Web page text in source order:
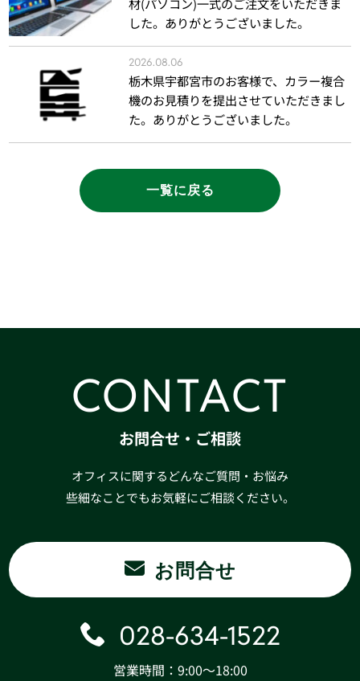
した。ありがとうございました。
2026.08.06
栃木県宇都宮市のお客様で、カラー複合
機のお見積りを提出させていただきまし
た。ありがとうございました。
一覧に戻る
CONTACT
お問合せ・ご相談
オフィスに関するどんなご質問・お悩み
些細なことでもお気軽にご相談ください。
お問合せ
028-634-1522
営業時間：9:00〜18:00